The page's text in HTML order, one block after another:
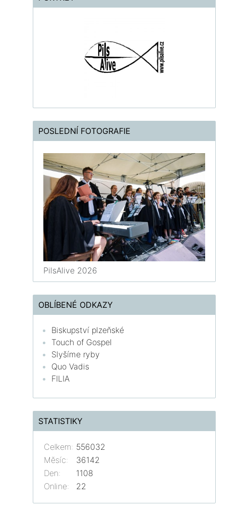
POSLEDNÍ FOTOGRAFIE
PilsAlive 2026
OBLÍBENÉ ODKAZY
Biskupství plzeňské
Touch of Gospel
Slyšíme ryby
Quo Vadis
FILIA
STATISTIKY
Online: 22
Celkem: 556032
Měsíc:
36142
Den:
1108